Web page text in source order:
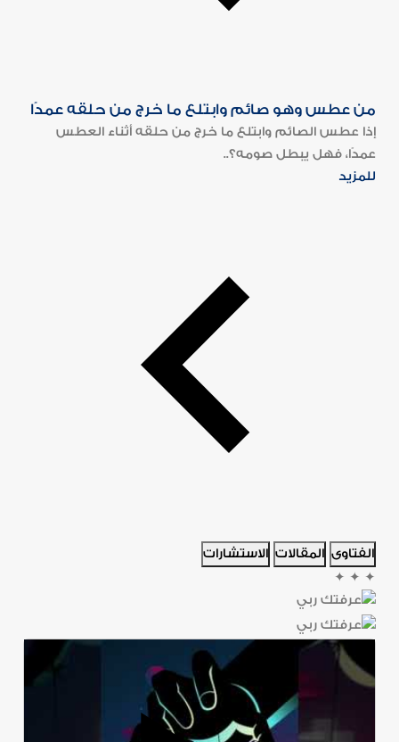
من عطس وهو صائم وابتلع ما خرج من حلقه عمدًا
إذا عطس الصائم وابتلع ما خرج من حلقه أثناء العطس
عمدًا، فهل يبطل صومه؟..
للمزيد
الفتاوى المقالات الاستشارات
✦
✦
✦